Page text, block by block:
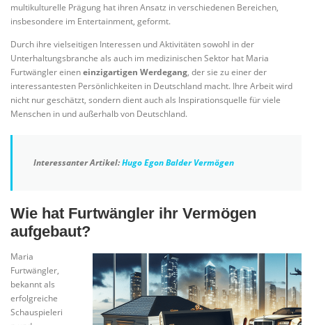
multikulturelle Prägung hat ihren Ansatz in verschiedenen Bereichen,
insbesondere im Entertainment, geformt.
Durch ihre vielseitigen Interessen und Aktivitäten sowohl in der
Unterhaltungsbranche als auch im medizinischen Sektor hat Maria
Furtwängler eineneinzigartigen Werdegang, der sie zu einer der
interessantesten Persönlichkeiten in Deutschland macht. Ihre Arbeit wird
nicht nur geschätzt, sondern dient auch als Inspirationsquelle für viele
Menschen in und außerhalb von Deutschland.
Interessanter Artikel:Hugo Egon Balder Vermögen
Wie hat Furtwängler ihr Vermögen
aufgebaut?
Maria
Furtwängler,
bekannt als
erfolgreiche
Schauspieleri